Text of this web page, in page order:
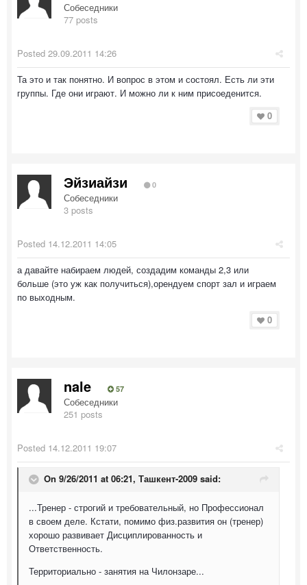
Собеседники
77 posts
Posted 29.09.2011 14:26
Та это и так понятно. И вопрос в этом и состоял. Есть ли эти
группы. Где они играют. И можно ли к ним присоеденится.
0
Эйзиайзи 0
Собеседники
3 posts
Posted 14.12.2011 14:05
а давайте набираем людей, создадим команды 2,3 или
больше (это уж как получиться),орендуем спорт зал и играем
по выходным.
0
nale 57
Собеседники
251 posts
Posted 14.12.2011 19:07
On 9/26/2011 at 06:21, Ташкент-2009 said:
...Тренер - строгий и требовательный, но Профессионал
в своем деле. Кстати, помимо физ.развития он (тренер)
хорошо развивает Дисциплированность и
Ответственность.
Территориально - занятия на Чилонзаре...